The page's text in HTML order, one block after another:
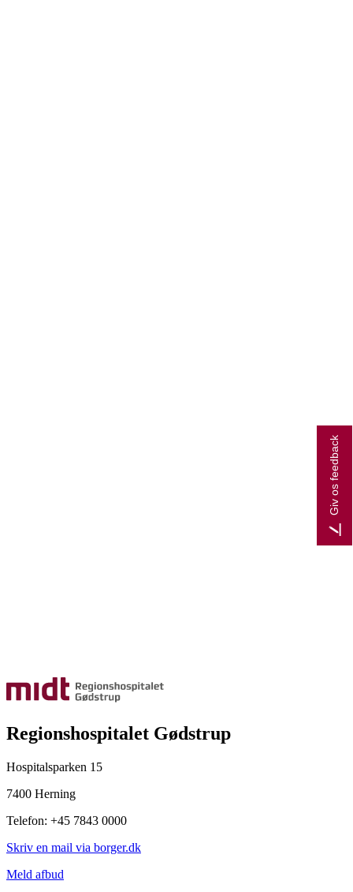
Regionshospitalet Gødstrup
Hospitalsparken 15
7400 Herning
Telefon: +45 7843 0000
Skriv en mail via borger.dk
Meld afbud
Giv os feedback